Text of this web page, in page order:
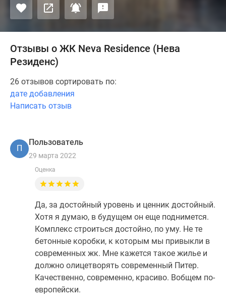
Отзывы о ЖК Neva Residence (Нева
Резиденс)
26 отзывов сортировать по:
дате добавления
Написать отзыв
П
Пользователь
29 марта 2022
Оценка
Да, за достойный уровень и ценник достойный.
Хотя я думаю, в будущем он еще поднимется.
Комплекс строиться достойно, по уму. Не те
бетонные коробки, к которым мы привыкли в
современных жк. Мне кажется такое жилье и
должно олицетворять современный Питер.
Качественно, современно, красиво. Вобщем по-
европейски.